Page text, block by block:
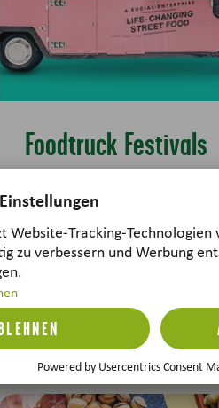
Foodtruck Festivals
Foodtruck Festivals -
Highlights auf Rädern Die
Bewegung ist aus den
einigen Jahren nicht mehr
Mehr erfahren